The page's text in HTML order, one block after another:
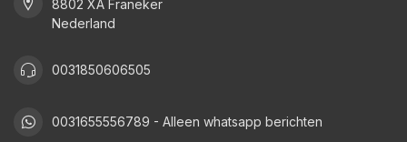
8802 XA Franeker
Nederland
0031850606505
0031655556789 - Alleen whatsapp berichten